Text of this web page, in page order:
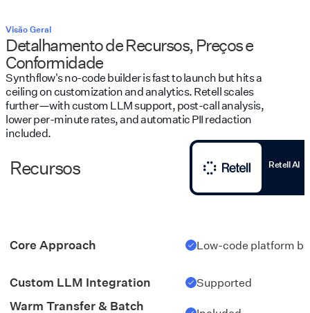
Visão Geral
Detalhamento de Recursos, Preços e
Conformidade
Synthflow's no-code builder is fast to launch but hits a
ceiling on customization and analytics. Retell scales
further—with custom LLM support, post-call analysis,
lower per-minute rates, and automatic PII redaction
included.
Recursos Retell AI
Core Approach Low-code platform
Custom LLM Integration Supported
Warm Transfer & Batch